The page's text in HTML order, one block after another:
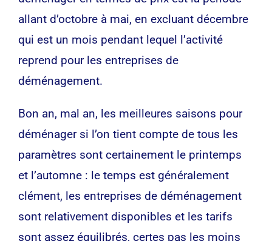
allant d’octobre à mai, en excluant décembre
qui est un mois pendant lequel l’activité
reprend pour les entreprises de
déménagement.
Bon an, mal an, les meilleures saisons pour
déménager si l’on tient compte de tous les
paramètres sont certainement le printemps
et l’automne : le temps est généralement
clément, les entreprises de déménagement
sont relativement disponibles et les tarifs
sont assez équilibrés, certes pas les moins